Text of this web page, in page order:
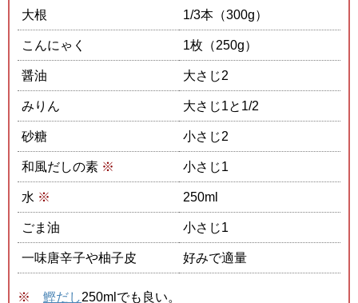
大根 1/3本（300g）
こんにゃく 1枚（250g）
醤油 大さじ2
みりん 大さじ1と1/2
砂糖 小さじ2
和風だしの素 ※ 小さじ1
水 ※ 250ml
ごま油 小さじ1
一味唐辛子や柚子皮 好みで適量
鰹だし250mlでも良い。